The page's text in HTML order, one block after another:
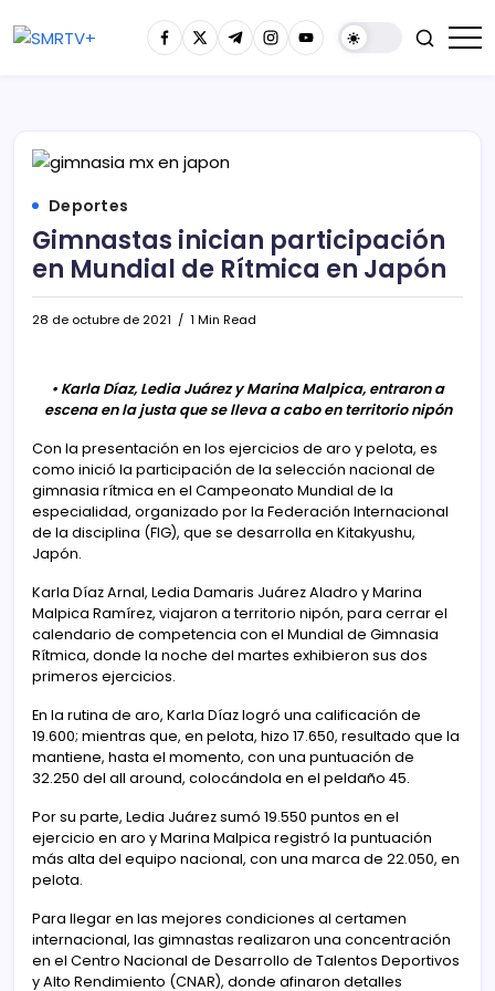
Deportes
Gimnastas inician participación
en Mundial de Rítmica en Japón
28 de octubre de 2021 1 Min Read
• Karla Díaz, Ledia Juárez y Marina Malpica, entraron a
escena en la justa que se lleva a cabo en territorio nipón
Con la presentación en los ejercicios de aro y pelota, es
como inició la participación de la selección nacional de
gimnasia rítmica en el Campeonato Mundial de la
especialidad, organizado por la Federación Internacional
de la disciplina (FIG), que se desarrolla en Kitakyushu,
Japón.
Karla Díaz Arnal, Ledia Damaris Juárez Aladro y Marina
Malpica Ramírez, viajaron a territorio nipón, para cerrar el
calendario de competencia con el Mundial de Gimnasia
Rítmica, donde la noche del martes exhibieron sus dos
primeros ejercicios.
En la rutina de aro, Karla Díaz logró una calificación de
19.600; mientras que, en pelota, hizo 17.650, resultado que la
mantiene, hasta el momento, con una puntuación de
32.250 del all around, colocándola en el peldaño 45.
Por su parte, Ledia Juárez sumó 19.550 puntos en el
ejercicio en aro y Marina Malpica registró la puntuación
más alta del equipo nacional, con una marca de 22.050, en
pelota.
Para llegar en las mejores condiciones al certamen
internacional, las gimnastas realizaron una concentración
en el Centro Nacional de Desarrollo de Talentos Deportivos
y Alto Rendimiento (CNAR), donde afinaron detalles